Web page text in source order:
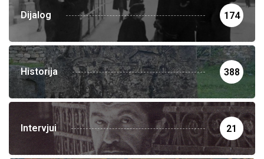
Dijalog 174
Historija 388
Intervjui 21